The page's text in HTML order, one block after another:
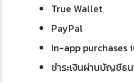
True Wallet
PayPal
In-app purchases
ชำระเงินผ่านบัญชีธ